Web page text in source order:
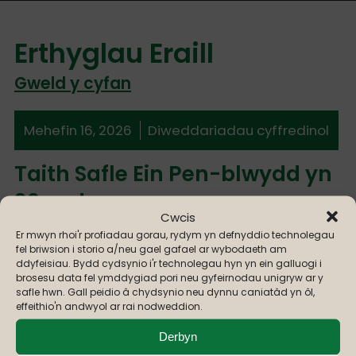
Cwcis
Er mwyn rhoi'r profiadau gorau, rydym yn defnyddio technolegau
fel briwsion i storio a/neu gael gafael ar wybodaeth am
ddyfeisiau. Bydd cydsynio i'r technolegau hyn yn ein galluogi i
brosesu data fel ymddygiad pori neu gyfeirnodau unigryw ar y
safle hwn. Gall peidio â chydsynio neu dynnu caniatâd yn ôl,
effeithio'n andwyol ar rai nodweddion.
Derbyn
Erthyglau Eraill
Gweld y cyfan
Mehefin 16, 2026 Diweddariadau cyffredinol
Taith Safle Ein Pen-blwydd yn
30 oed
Dros y 10 wythnos diwethaf, mae Tîm Elusen Iechyd
Powys wedi cael y pleser o ymweld â phob safle ledled
Powys fel rhan o'n dathliadau pen-blwydd yn 30 oed.
Mehefin 3, 2026 Prosiectau
Ystafell Synhwyraidd Sioned –